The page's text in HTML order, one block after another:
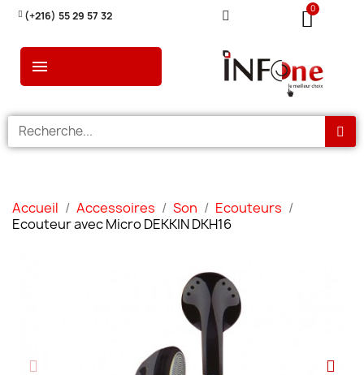
(+216) 55 29 57 32
Accueil Accessoires Son
Ecouteurs
Ecouteur avec Micro DEKKIN DKH16